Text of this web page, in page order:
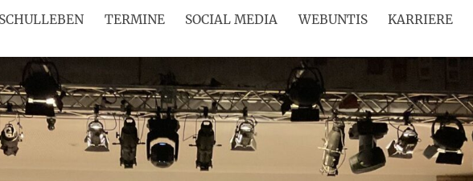
SCHULLEBEN TERMINE SOCIAL MEDIA WEBUNTIS KARRIERE